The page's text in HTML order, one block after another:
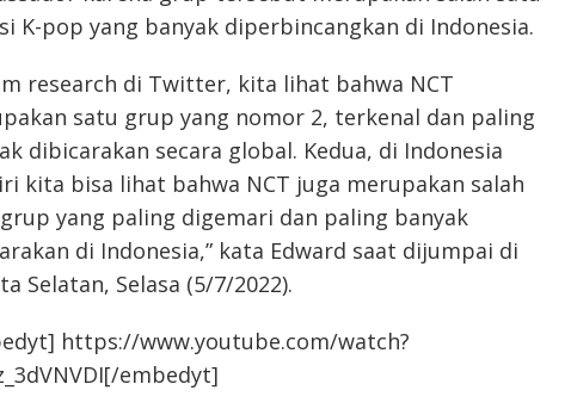
K-pop yang banyak diperbincangkan di Indonesia.
research di Twitter, kita lihat bahwa NCT
satu grup yang nomor 2, terkenal dan paling
dibicarakan secara global. Kedua, di Indonesia
kita bisa lihat bahwa NCT juga merupakan salah
yang paling digemari dan paling banyak
di Indonesia,” kata Edward saat dijumpai di
Selatan, Selasa (5/7/2022).
https://www.youtube.com/watch?
embedyt]